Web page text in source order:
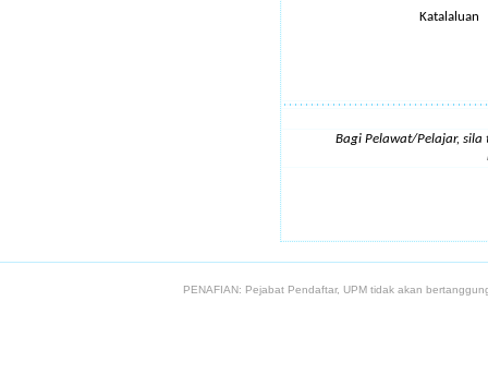
Katalaluan
Bagi Pelawat/Pelajar,
PENAFIAN: Pejabat Pendaftar, UPM tidak akan